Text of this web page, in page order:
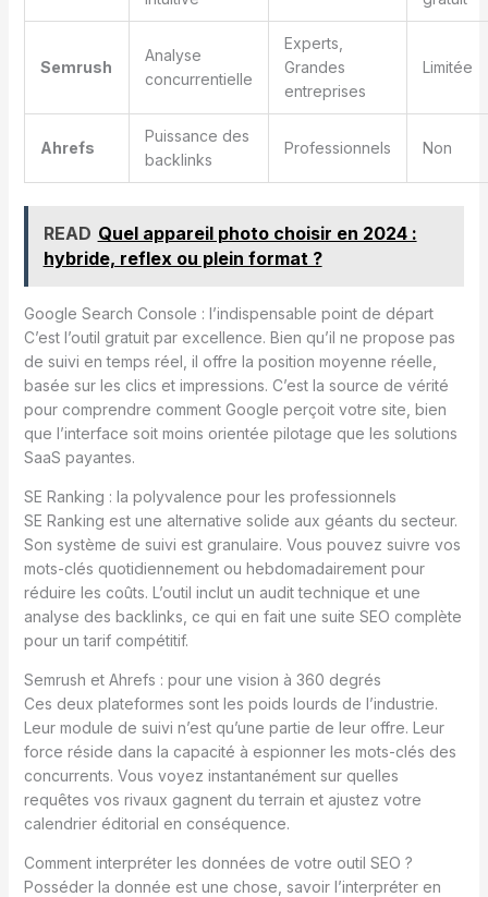
Semrush
Analyse
concurrentielle
Experts,
Grandes
entreprises
Limitée
Ahrefs
Puissance des
backlinks
Professionnels Non
READ Quel appareil photo choisir en 2024 :
hybride, reflex ou plein format ?
Google Search Console : l’indispensable point de départ
C’est l’outil gratuit par excellence. Bien qu’il ne propose pas
de suivi en temps réel, il offre la position moyenne réelle,
basée sur les clics et impressions. C’est la source de vérité
pour comprendre comment Google perçoit votre site, bien
que l’interface soit moins orientée pilotage que les solutions
SaaS payantes.
SE Ranking : la polyvalence pour les professionnels
SE Ranking est une alternative solide aux géants du secteur.
Son système de suivi est granulaire. Vous pouvez suivre vos
mots-clés quotidiennement ou hebdomadairement pour
réduire les coûts. L’outil inclut un audit technique et une
analyse des backlinks, ce qui en fait une suite SEO complète
pour un tarif compétitif.
Semrush et Ahrefs : pour une vision à 360 degrés
Ces deux plateformes sont les poids lourds de l’industrie.
Leur module de suivi n’est qu’une partie de leur offre. Leur
force réside dans la capacité à espionner les mots-clés des
concurrents. Vous voyez instantanément sur quelles
requêtes vos rivaux gagnent du terrain et ajustez votre
calendrier éditorial en conséquence.
Comment interpréter les données de votre outil SEO ?
Posséder la donnée est une chose, savoir l’interpréter en